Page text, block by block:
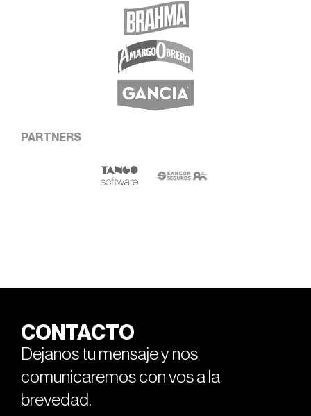
PARTNERS
CONTACTO
Dejanos tu mensaje y nos
comunicaremos con vos a la
brevedad.